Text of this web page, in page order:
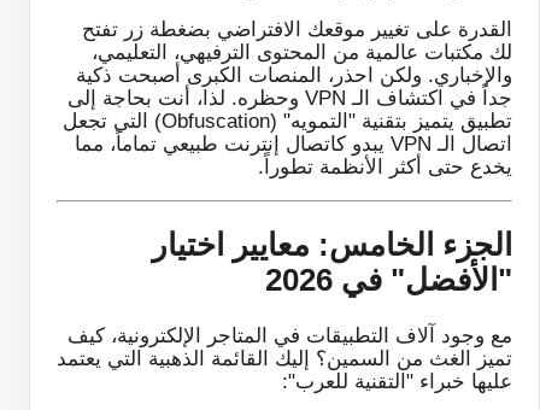
القدرة على تغيير موقعك الافتراضي بضغطة زر تفتح
لك مكتبات عالمية من المحتوى الترفيهي، التعليمي،
والإخباري. ولكن احذر، المنصات الكبرى أصبحت ذكية
جداً في اكتشاف الـ VPN وحظره. لذا، أنت بحاجة إلى
تطبيق يتميز بتقنية "التمويه" (Obfuscation) التي تجعل
اتصال الـ VPN يبدو كاتصال إنترنت طبيعي تماماً، مما
يخدع حتى أكثر الأنظمة تطوراً.
الجزء الخامس: معايير اختيار
"الأفضل" في 2026
مع وجود آلاف التطبيقات في المتاجر الإلكترونية، كيف
تميز الغث من السمين؟ إليك القائمة الذهبية التي يعتمد
عليها خبراء "التقنية للعرب":